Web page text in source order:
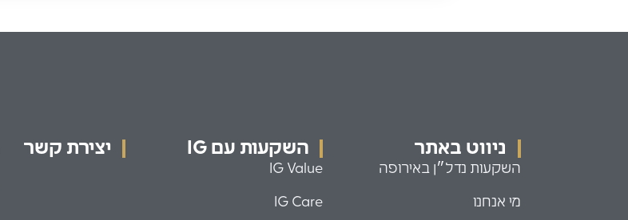
ניווט באתר
השקעות נדל״ן באירופה
מי אנחנו
השקעות עם IG
IG Value
IG Care
יצירת קשר